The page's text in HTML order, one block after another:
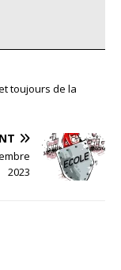
toujours de la
2023